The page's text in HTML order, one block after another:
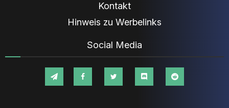
Kontakt
Hinweis zu Werbelinks
Social Media